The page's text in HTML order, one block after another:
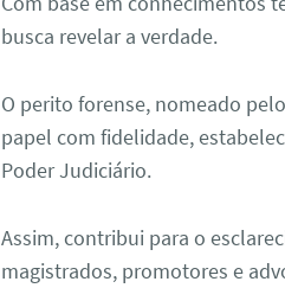
busca revelar a verdade.
O perito forense, nomeado
papel com fidelidade,
Poder Judiciário.
Assim, contribui para o
magistrados, promotores e